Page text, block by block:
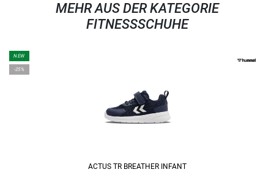
MEHR AUS DER KATEGORIE
FITNESSSCHUHE
NEW
-25%
ACTUS TR BREATHER INFANT